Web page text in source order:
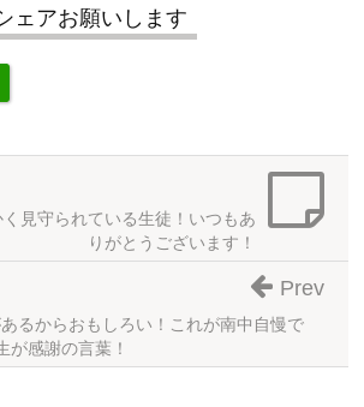
ェアお願いします
見守られている生徒！いつもあ
りがとうございます！
あるからおもしろい！これが南中自慢で
が感謝の言葉！
Prev